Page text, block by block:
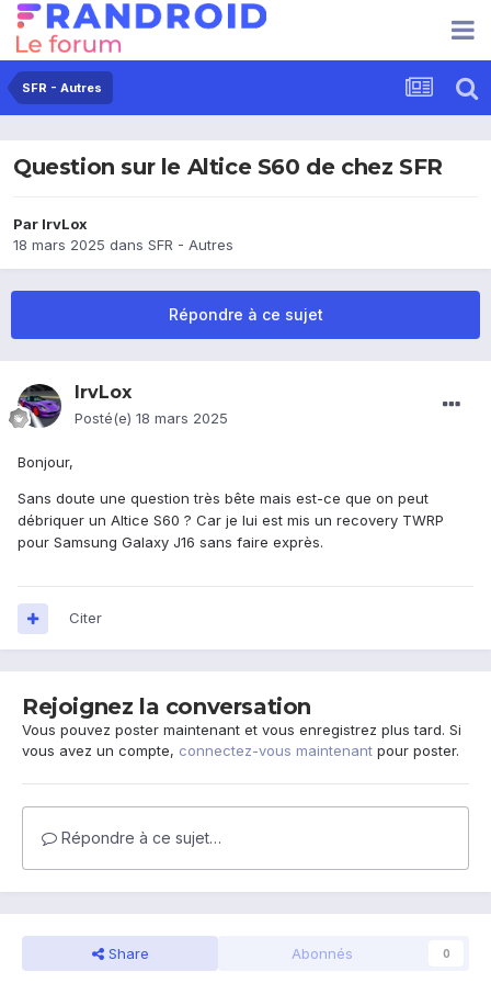
SFR - Autres
Question sur le Altice S60 de chez SFR
Par IrvLox
18 mars 2025 dans SFR - Autres
Répondre à ce sujet
IrvLox
Posté(e) 18 mars 2025
Bonjour,
Sans doute une question très bête mais est-ce que on peut
débriquer un Altice S60 ? Car je lui est mis un recovery TWRP
pour Samsung Galaxy J16 sans faire exprès.
Citer
Rejoignez la conversation
Vous pouvez poster maintenant et vous enregistrez plus tard. Si
vous avez un compte, connectez-vous maintenant pour poster.
Répondre à ce sujet…
Share Abonnés 0